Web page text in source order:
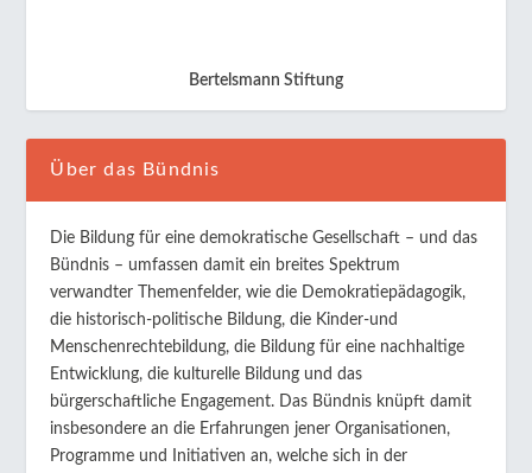
Bertelsmann Stiftung
Über das Bündnis
Die Bildung für eine demokratische Gesellschaft – und das
Bündnis – umfassen damit ein breites Spektrum
verwandter Themenfelder, wie die Demokratiepädagogik,
die historisch-politische Bildung, die Kinder-und
Menschenrechtebildung, die Bildung für eine nachhaltige
Entwicklung, die kulturelle Bildung und das
bürgerschaftliche Engagement. Das Bündnis knüpft damit
insbesondere an die Erfahrungen jener Organisationen,
Programme und Initiativen an, welche sich in der